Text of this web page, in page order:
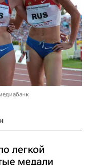
легкой
медали